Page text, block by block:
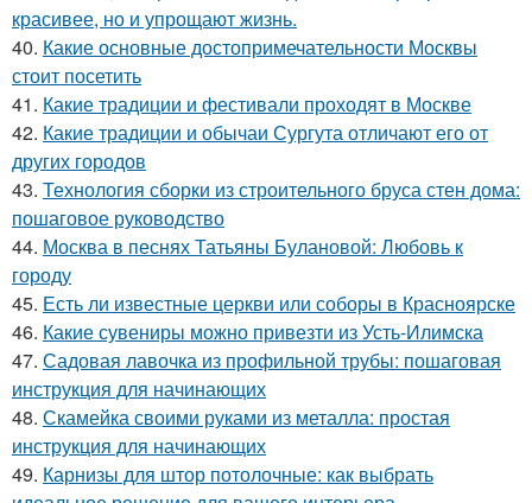
красивее, но и упрощают жизнь.
40. Какие основные достопримечательности Москвы
стоит посетить
41. Какие традиции и фестивали проходят в Москве
42. Какие традиции и обычаи Сургута отличают его от
других городов
43. Технология сборки из строительного бруса стен дома:
пошаговое руководство
44. Москва в песнях Татьяны Булановой: Любовь к
городу
45. Есть ли известные церкви или соборы в Красноярске
46. Какие сувениры можно привезти из Усть-Илимска
47. Садовая лавочка из профильной трубы: пошаговая
инструкция для начинающих
48. Скамейка своими руками из металла: простая
инструкция для начинающих
49. Карнизы для штор потолочные: как выбрать